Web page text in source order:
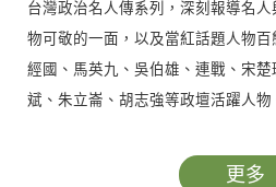
台灣政治名人傳系列，深刻報導名
物可敬的一面，以及當紅話題人物
經國、馬英九、吳伯雄、連戰、宋
斌、朱立崙、胡志強等政壇活躍人物
更多